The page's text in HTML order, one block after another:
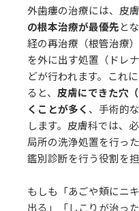
外歯瘻の治療には、皮
の根本治療が最優先と
経の再治療（根管治療
を外に出す処置（ドレ
どが行われます。これ
ると、 皮膚にできた穴
くことが多く 、手術的
します。皮膚科では、
局所の洗浄処置を行っ
鑑別診断を行う役割を担
もしも「あごや頬にニ
出る」「しこりが治っ